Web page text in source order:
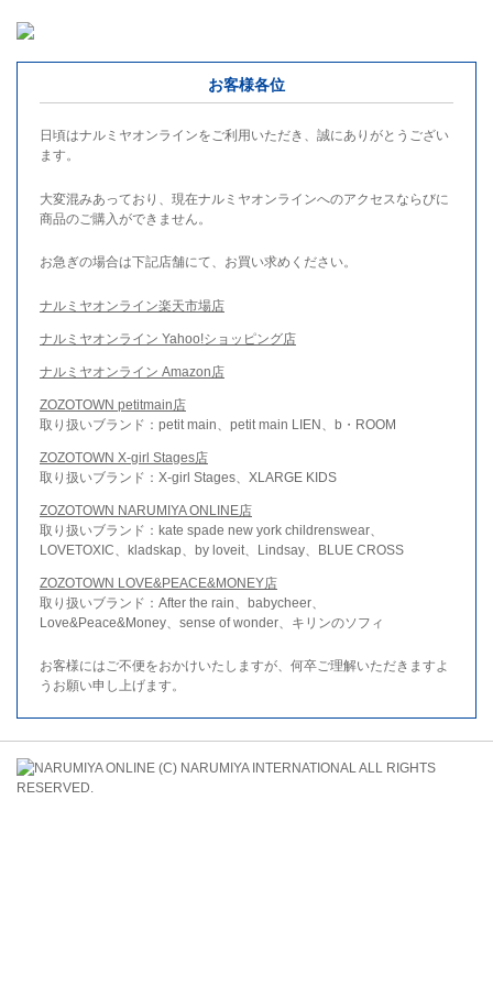
お客様各位
日頃はナルミヤオンラインをご利用いただき、誠にありがとうござい
ます。
大変混みあっており、現在ナルミヤオンラインへのアクセスならびに
商品のご購入ができません。
お急ぎの場合は下記店舗にて、お買い求めください。
ナルミヤオンライン楽天市場店
ナルミヤオンライン Yahoo!ショッピング店
ナルミヤオンライン Amazon店
ZOZOTOWN petitmain店
取り扱いブランド：petit main、petit main LIEN、b・ROOM
ZOZOTOWN X-girl Stages店
取り扱いブランド：X-girl Stages、XLARGE KIDS
ZOZOTOWN NARUMIYA ONLINE店
取り扱いブランド：kate spade new york childrenswear、
LOVETOXIC、kladskap、by loveit、Lindsay、BLUE CROSS
ZOZOTOWN LOVE&PEACE&MONEY店
取り扱いブランド：After the rain、babycheer、
Love&Peace&Money、sense of wonder、キリンのソフィ
お客様にはご不便をおかけいたしますが、何卒ご理解いただきますよ
うお願い申し上げます。